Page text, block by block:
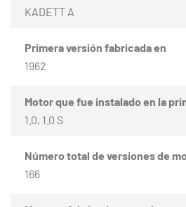
KADETT A
Primera versión fabricada en
1962
Motor que fue instalado en la
1.0, 1.0 S
Número total de versiones de
166